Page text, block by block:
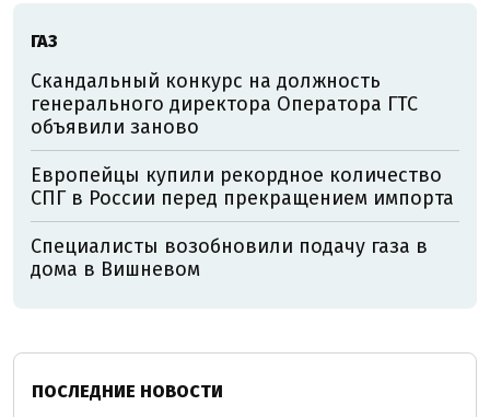
ГАЗ
Скандальный конкурс на должность
генерального директора Оператора ГТС
объявили заново
Европейцы купили рекордное количество
СПГ в России перед прекращением импорта
Специалисты возобновили подачу газа в
дома в Вишневом
ПОСЛЕДНИЕ НОВОСТИ